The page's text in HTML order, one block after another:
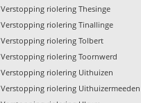
Verstopping riolering Thesinge
Verstopping riolering Tinallinge
Verstopping riolering Tolbert
Verstopping riolering Toornwerd
Verstopping riolering Uithuizen
Verstopping riolering Uithuizermeeden